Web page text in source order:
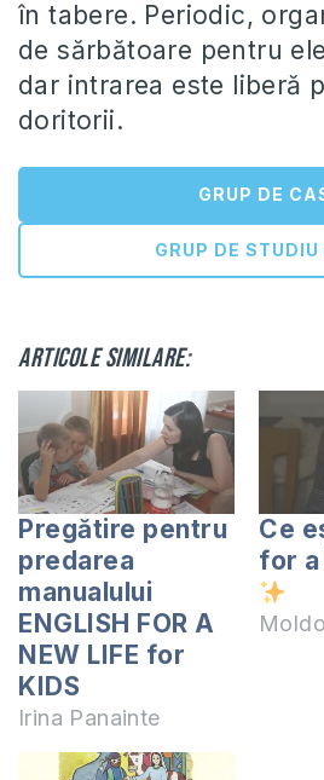
în tabere. Periodic,
de sărbătoare pentru
dar intrarea este liberă
doritorii.
GRUP DE
GRUP DE
Articole similare:
Pregătire pentru
predarea
manualului
ENGLISH FOR A
NEW LIFE for
KIDS
Irina Panainte
Ce
for a